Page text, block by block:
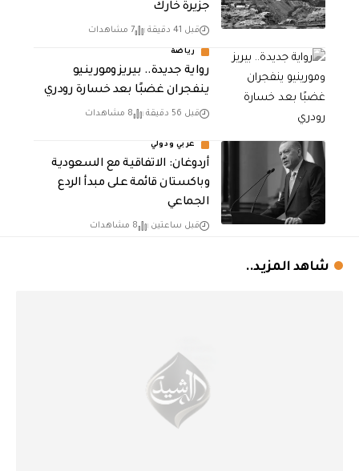
جزيرة خارك
قبل 41 دقيقة 7 مشاهدات
رياضة
رواية جديدة.. بيريز ومورينيو
ينفجران غضبًا بعد خسارة رودري
قبل 56 دقيقة 8 مشاهدات
عربي ودولي
أردوغان: الاتفاقية مع السعودية
وباكستان قائمة على مبدأ الردع
الجماعي
قبل ساعتين 8 مشاهدات
شاهد المزيد..